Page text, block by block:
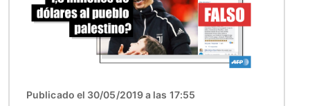
Publicado el 30/05/2019 a las 17:55